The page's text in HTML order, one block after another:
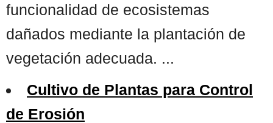
funcionalidad de ecosistemas
dañados mediante la plantación de
vegetación adecuada. ...
Cultivo de Plantas para Control
de Erosión